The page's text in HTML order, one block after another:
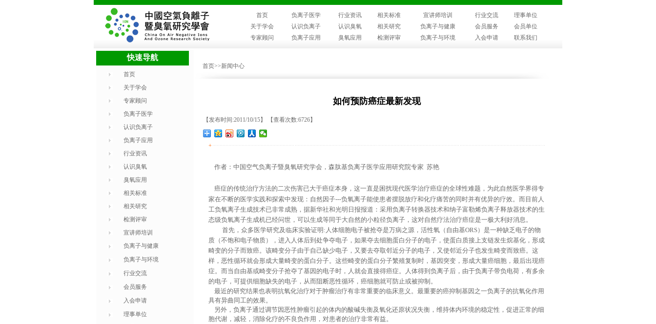
首页 负离子医学 行业资讯 相关标准 宣讲师培训 行业交流
理事单位
关于学会
认识负离子 认识臭氧 相关研究 负离子与健康 会员服务
会员单位
专家顾问
负离子应用 臭氧应用 检测评审 负离子与环境 入会申请 联系我们
快速导航
首页
关于学会
专家顾问
负离子医学
认识负离子
负离子应用
行业资讯
认识臭氧
臭氧应用
相关标准
相关研究
检测评审
宣讲师培训
负离子与健康
负离子与环境
行业交流
会员服务
入会申请
理事单位
首页>>新闻中心
如何预防癌症最新发现
【发布时间:2011/10/15】 【查看次数:6726】
+
作者 ：中国空气负离子暨臭氧研究学会，森肽基负离子医学应用研究院专家 苏艳
癌症的传统治疗方法的二次伤害已大于癌症本身，这一直是困扰现代医学治疗癌症的全球性难题，为此自然医学界得专
家在不断的医学实践和探索中发现：自然因子---负氧离子能使患者摆脱放疗和化疗痛苦的同时并有优异的疗效。而目前人
工负氧离子生成技术已非常成熟，据新华社和光明日报报道：采用负离子转换器技术和纳子富勒烯负离子释放器技术的生
态级负氧离子生成机已经问世，可以生成等同于大自然的小粒径负离子，这对自然疗法治疗癌症是一极大利好消息。
首先，众多医学研究及临床实验证明 : 人体细胞电子被抢夺是万病之源，活性氧（自由基ORS）是一种缺乏电子的物
质（不饱和电子物质），进入人体后到处争夺电子，如果夺去细胞蛋白分子的电子，使蛋白质接上支链发生烷基化，形成
畸变的分子而致癌。该畸变分子由于自己缺少电子，又要去夺取邻近分子的电子，又使邻近分子也发生畸变而致癌。这
样，恶性循环就会形成大量畸变的蛋白分子。这些畸变的蛋白分子繁殖复制时，基因突变，形成大量癌细胞，最后出现癌
症。而当自由基或畸变分子抢夺了基因的电子时，人就会直接得癌症。人体得到负离子后，由于负离子带负电荷，有多余
的电子，可提供细胞缺失的电子，从而阻断恶性循环，癌细胞就可防止或被抑制。
最近的研究结果也表明抗氧化治疗对于肿瘤治疗有非常重要的临床意义。最重要的癌抑制基因之一负离子的抗氧化作用
具有异曲同工的效果。
另外，负离子通过调节因恶性肿瘤引起的体内的酸碱失衡及氧化还原状况失衡，维持体内环境的稳定性，促进正常的细
胞代谢，减轻，消除化疗的不良负作用，对患者的治疗非常有益。